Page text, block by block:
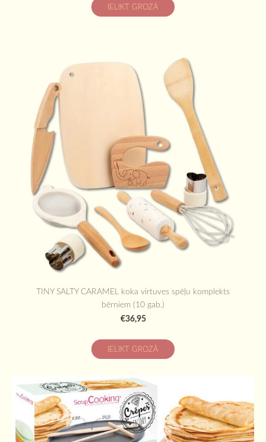
IELIKT GROZĀ
TINY SALTY CARAMEL koka virtuves spēļu komplekts
bērniem (10 gab.)
€36,95
IELIKT GROZĀ